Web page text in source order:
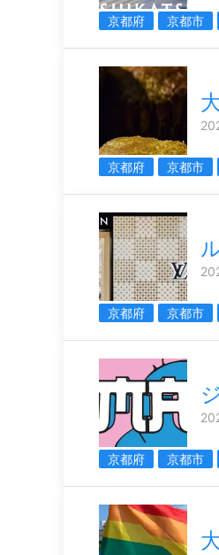
京都府 京都市
京都府 京都市
京都府 京都市
京都府 京都市